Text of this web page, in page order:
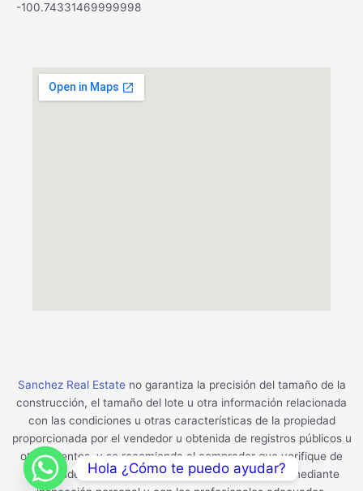
-100.74331469999998
Sanchez Real Estateno garantiza la precisión del tamaño de la
construcción, el tamaño del lote u otra información relacionada
con las condiciones u otras características de la propiedad
proporcionada por el vendedor u obtenida de registros públicos u
otras fuentes, y se recomienda al comprador que verifique de
forma independiente la precisión de la información mediante
Hola ¿Cómo te puedo ayudar?